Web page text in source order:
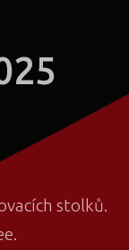
stolků.